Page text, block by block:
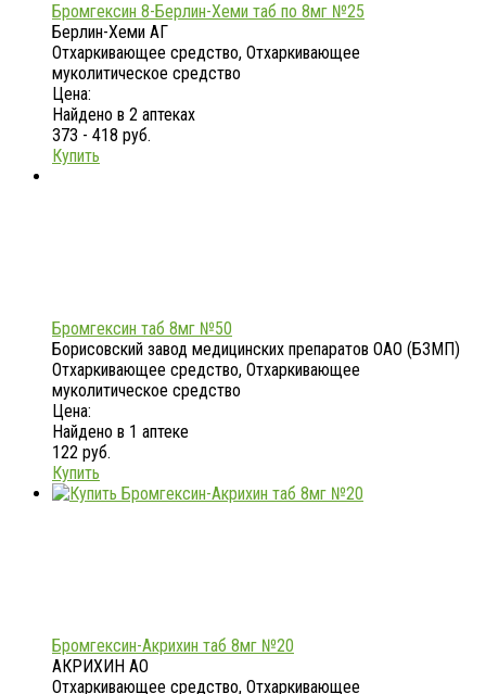
Бромгексин 8-Берлин-Хеми таб по 8мг №25
Берлин-Хеми АГ
Отхаркивающее средство, Отхаркивающее
муколитическое средство
Цена:
Найдено в 2 аптеках
373 - 418 руб.
Купить
Бромгексин таб 8мг №50
Борисовский завод медицинских препаратов ОАО (БЗМП)
Отхаркивающее средство, Отхаркивающее
муколитическое средство
Цена:
Найдено в 1 аптеке
122 руб.
Купить
Бромгексин-Акрихин таб 8мг №20
АКРИХИН АО
Отхаркивающее средство, Отхаркивающее